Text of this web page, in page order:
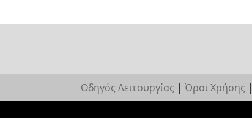
Οδηγός Λειτουργίας | Όροι Χρήσης |